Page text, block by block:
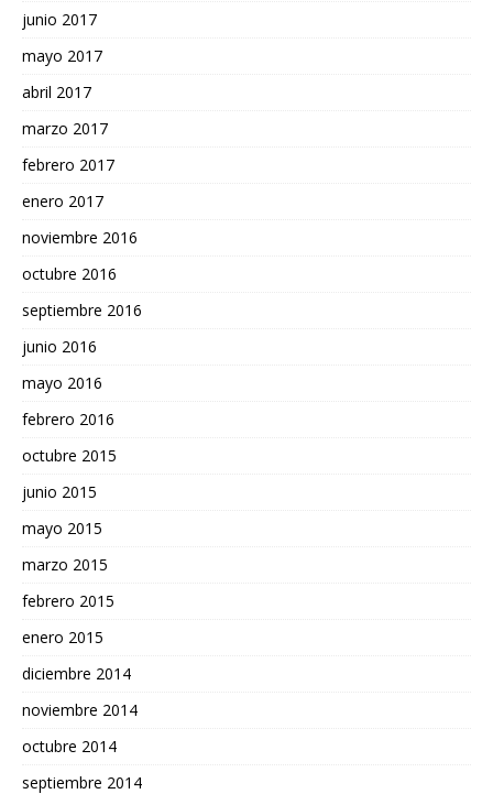
junio 2017
mayo 2017
abril 2017
marzo 2017
febrero 2017
enero 2017
noviembre 2016
octubre 2016
septiembre 2016
junio 2016
mayo 2016
febrero 2016
octubre 2015
junio 2015
mayo 2015
marzo 2015
febrero 2015
enero 2015
diciembre 2014
noviembre 2014
octubre 2014
septiembre 2014